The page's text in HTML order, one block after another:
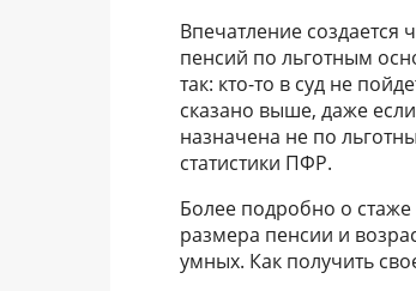
Впечатление
пенсий по льготным
так: кто-то в суд не
сказано выше, даже
назначена не по
статистики ПФР.
Более подробно о
размера пенсии и
умных. Как получить